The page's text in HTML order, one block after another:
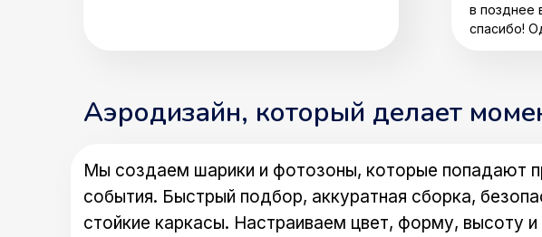
в позднее
спасибо!
Аэродизайн, который делает
Мы создаем шарики и фотозоны, которые попадают
события. Быстрый подбор, аккуратная сборка,
стойкие каркасы. Настраиваем цвет, форму, высоту